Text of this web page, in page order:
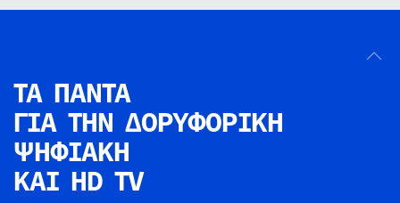
ΤΑ ΠΑΝΤΑ
ΓΙΑ ΤΗΝ ΔΟΡΥΦΟΡΙΚΗ
ΨΗΦΙΑΚΗ
ΚΑΙ HD TV